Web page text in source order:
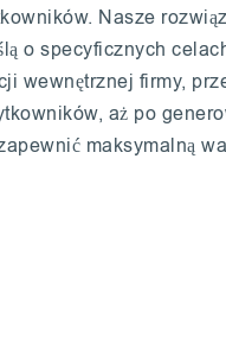
Nasze
o specyficznych
wewnętrznej firmy,
aż po
maksymalną